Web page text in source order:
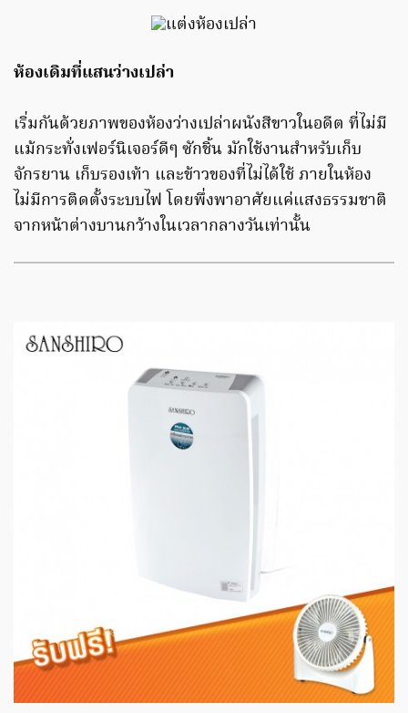
ห้องเดิมที่แสนว่างเปล่า
เริ่มกันด้วยภาพของห้องว่างเปล่าผนังสีขาวในอดีต ที่ไม่มี
แม้กระทั่งเฟอร์นิเจอร์ดีๆ ซักชิ้น มักใช้งานสำหรับเก็บ
จักรยาน เก็บรองเท้า และข้าวของที่ไม่ได้ใช้ ภายในห้อง
ไม่มีการติดตั้งระบบไฟ โดยพึ่งพาอาศัยแค่แสงธรรมชาติ
จากหน้าต่างบานกว้างในเวลากลางวันเท่านั้น